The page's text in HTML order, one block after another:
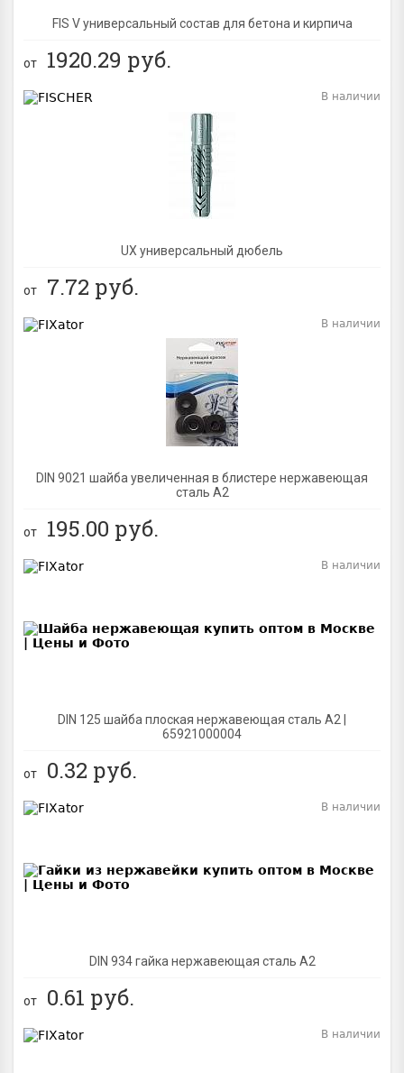
FIS V универсальный состав для бетона и кирпича
от 1920.29 руб.
UX универсальный дюбель
В наличии
от 7.72 руб.
DIN 9021 шайба увеличенная в блистере нержавеющая
сталь A2
В наличии
от 195.00 руб.
DIN 125 шайба плоская нержавеющая сталь A2 |
65921000004
В наличии
от 0.32 руб.
DIN 934 гайка нержавеющая сталь A2
В наличии
от 0.61 руб.
В наличии